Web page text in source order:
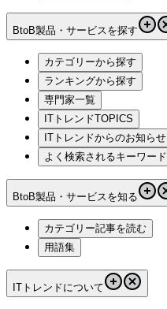
BtoB製品・サービスを探す
カテゴリーから探す
ランキングから探す
専門家一覧
ITトレンドTOPICS
ITトレンドからのお知らせ
よく検索されるキーワード
BtoB製品・サービスを知る
カテゴリー記事を読む
用語集
ITトレンドについて